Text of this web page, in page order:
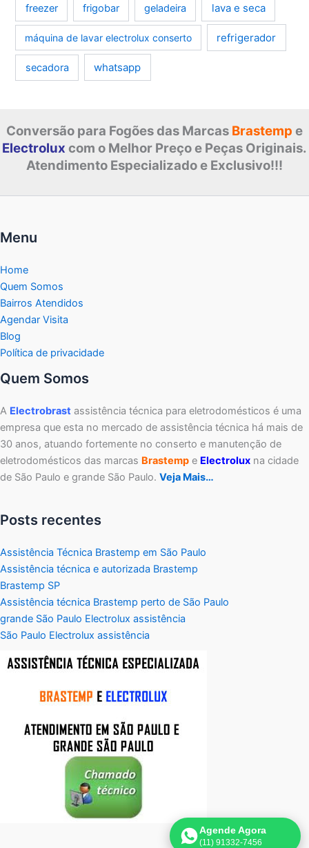
freezer frigobar geladeira lava e seca
máquina de lavar electrolux conserto refrigerador
secadora whatsapp
Conversão para Fogões das Marcas Brastemp e
Electrolux com o Melhor Preço e Peças Originais.
Atendimento Especializado e Exclusivo!!!
Menu
Home
Quem Somos
Bairros Atendidos
Agendar Visita
Blog
Política de privacidade
Quem Somos
A Electrobrast assistência técnica para eletrodomésticos é uma
empresa que esta no mercado de assistência técnica há mais de
30 anos, atuando fortemente no conserto e manutenção de
eletrodomésticos das marcas Brastemp e Electrolux na cidade
de São Paulo e grande São Paulo. Veja Mais…
Posts recentes
Assistência Técnica Brastemp em São Paulo
Assistência técnica e autorizada Brastemp
Brastemp SP
Assistência técnica Brastemp perto de São Paulo
grande São Paulo Electrolux assistência
São Paulo Electrolux assistência
Agende Agora
(11) 91332-7456